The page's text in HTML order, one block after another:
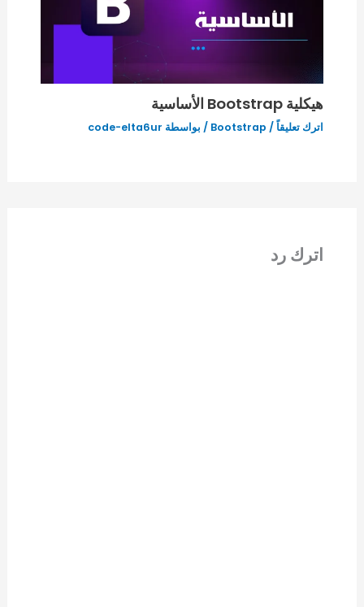
هيكلية Bootstrap الأساسية
اترك تعليقاً/
Bootstrap / بواسطة code-elta6ur
اترك رد